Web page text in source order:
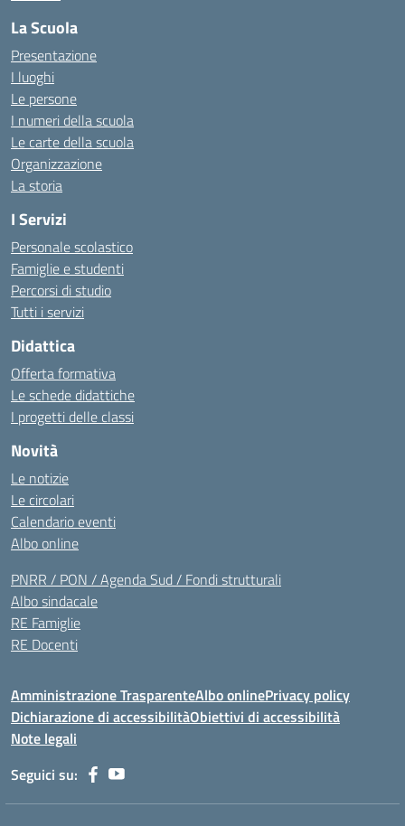
La Scuola
Presentazione
I luoghi
Le persone
I numeri della scuola
Le carte della scuola
Organizzazione
La storia
I Servizi
Personale scolastico
Famiglie e studenti
Percorsi di studio
Tutti i servizi
Didattica
Offerta formativa
Le schede didattiche
I progetti delle classi
Novità
Le notizie
Le circolari
Calendario eventi
Albo online
PNRR / PON / Agenda Sud / Fondi strutturali
Albo sindacale
RE Famiglie
RE Docenti
Amministrazione TrasparenteAlbo onlinePrivacy policy
Dichiarazione di accessibilitàObiettivi di accessibilità
Note legali
Seguici su: